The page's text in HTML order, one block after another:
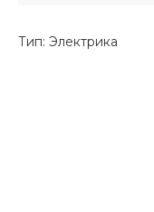
Тип: Электрика